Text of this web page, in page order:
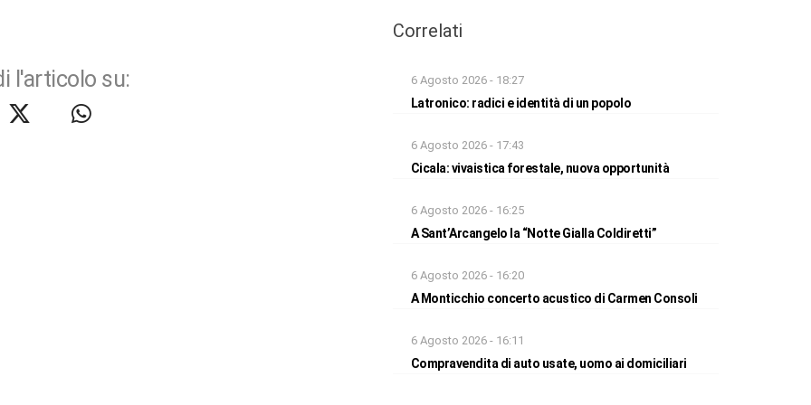
l'articolo su:
Correlati
6 Agosto 2026 - 18:27
Latronico: radici e identità di un popolo
6 Agosto 2026 - 17:43
Cicala: vivaistica forestale, nuova opportunità
6 Agosto 2026 - 16:25
A Sant’Arcangelo la “Notte Gialla Coldiretti”
6 Agosto 2026 - 16:20
A Monticchio concerto acustico di Carmen Consoli
6 Agosto 2026 - 16:11
Compravendita di auto usate, uomo ai domiciliari